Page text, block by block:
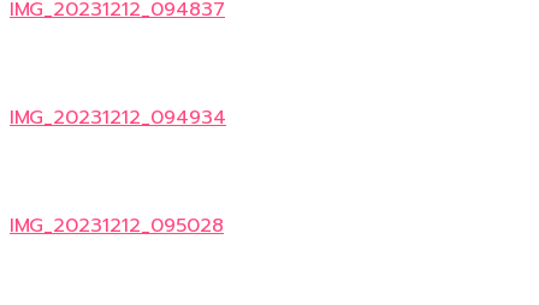
IMG_20231212_094837
IMG_20231212_094934
IMG_20231212_095028